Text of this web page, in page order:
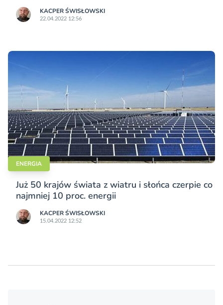
KACPER ŚWISŁO­WSKI
22.04.2022 12:56
ENERGIA
Już 50 krajów świata z wiatru i słońca czerpie co
najmniej 10 proc. energii
KACPER ŚWISŁO­WSKI
15.04.2022 12:52